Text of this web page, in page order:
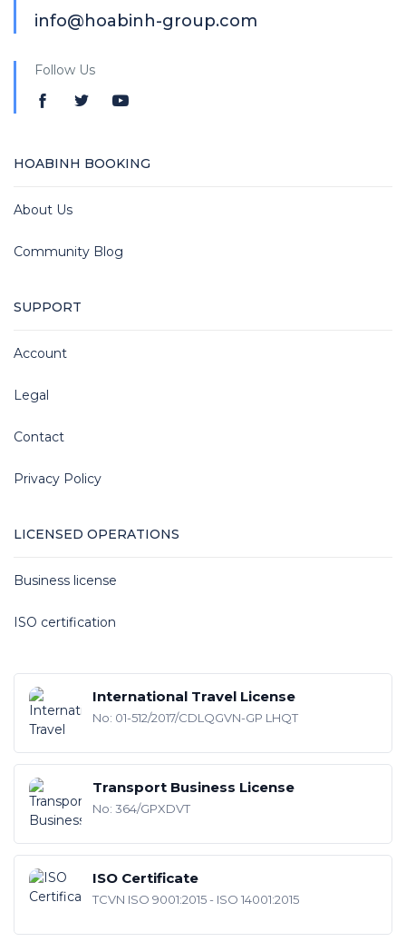
info@hoabinh-group.com
Follow Us
HOABINH BOOKING
About Us
Community Blog
SUPPORT
Account
Legal
Contact
Privacy Policy
LICENSED OPERATIONS
Business license
ISO certification
International Travel License
No: 01-512/2017/CDLQGVN-GP LHQT
Transport Business License
No: 364/GPXDVT
ISO Certificate
TCVN ISO 9001:2015 - ISO 14001:2015